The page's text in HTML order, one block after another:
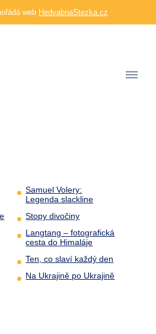
web HedvabnaStezka.cz
Samuel Volery:
Legenda slackline
Stopy divočiny
Langtang – fotografická
cesta do Himaláje
Ten, co slaví každý den
Na Ukrajině po Ukrajině